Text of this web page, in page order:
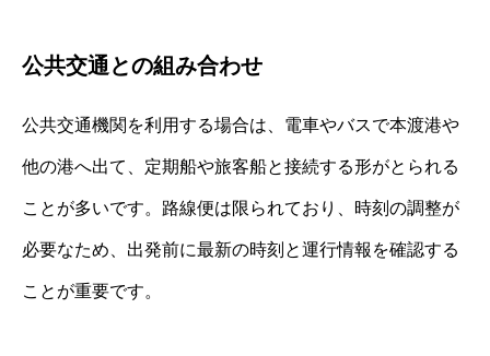
公共交通との組み合わせ
公共交通機関を利用する場合は、電車やバスで本渡港や
他の港へ出て、定期船や旅客船と接続する形がとられる
ことが多いです。路線便は限られており、時刻の調整が
必要なため、出発前に最新の時刻と運行情報を確認する
ことが重要です。